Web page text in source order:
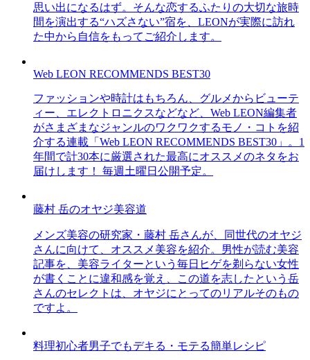
思い出になるはず。そんな恋するふたりの大切な旅時
間を演出する“ハズさない”宿を、LEONが実際に訪れ
た中から自信をもってご紹介します。
Web LEON RECOMMENDS BEST30
ファッションや時計はもちろん、グルメからビューテ
ィー、エレクトロニクスなどなど、Web LEON編集者
がさまざまなジャンルのワクワクするモノ・コトを紹
介する連載「Web LEON RECOMMENDS BEST30」。1
年間で計30本に厳選された最高にオススメのネタをお
届けします！ 毎週土曜日公開予定。
藤村 岳のオヤジ美容道
メンズ美容の研究家・藤村 岳さんが、同世代のオヤジ
さんに向けて、オススメ美容を紹介。男性が読む美容
記事を、美容ライターという毎日ヒゲを剃らない女性
が書くことに違和感を覚え、この道を志したという岳
さんのセレクトは、オヤジにとってのリアルそのもの
ですよ。
料理初心者男子でもデキる・モテる簡単レシピ